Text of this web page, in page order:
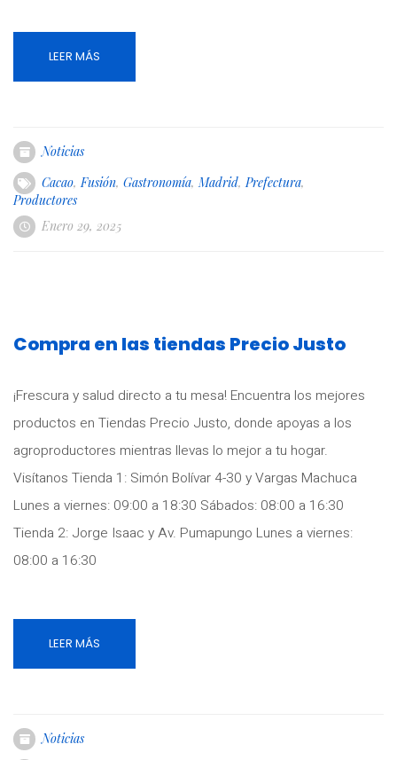
LEER MÁS
Noticias
Cacao,Fusión, Gastronomía,Madrid,Prefectura,
Productores
Enero 29, 2025
Compra en las tiendas Precio Justo
¡Frescura y salud directo a tu mesa! Encuentra los mejores
productos en Tiendas Precio Justo, donde apoyas a los
agroproductores mientras llevas lo mejor a tu hogar.
Visítanos Tienda 1: Simón Bolívar 4-30 y Vargas Machuca
Lunes a viernes: 09:00 a 18:30 Sábados: 08:00 a 16:30
Tienda 2: Jorge Isaac y Av. Pumapungo Lunes a viernes:
08:00 a 16:30
LEER MÁS
Noticias